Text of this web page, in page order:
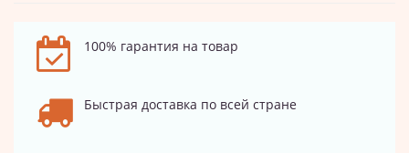
100% гарантия на товар
Быстрая доставка по всей стране